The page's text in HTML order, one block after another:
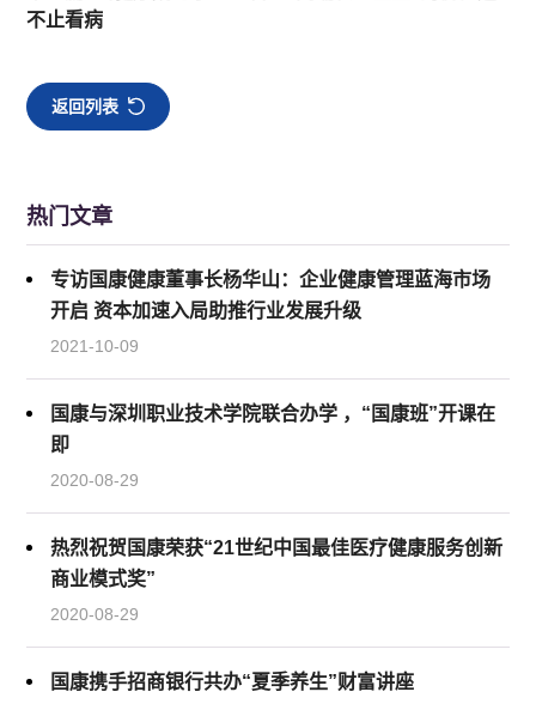
不止看病
返回列表
热门文章
专访国康健康董事长杨华山：企业健康管理蓝海市场
开启 资本加速入局助推行业发展升级
2021-10-09
国康与深圳职业技术学院联合办学 ，“国康班”开课在
即
2020-08-29
热烈祝贺国康荣获“21世纪中国最佳医疗健康服务创新
商业模式奖”
2020-08-29
国康携手招商银行共办“夏季养生”财富讲座